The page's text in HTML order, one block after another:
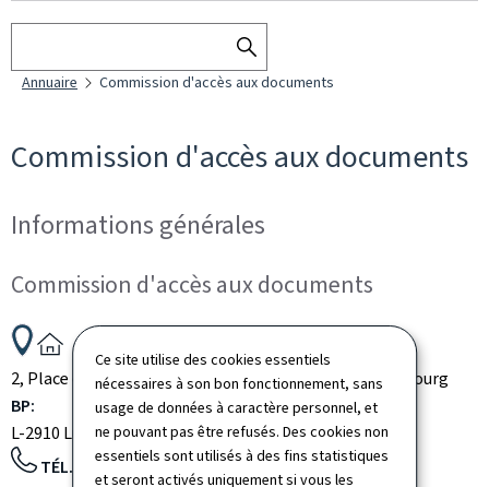
Ce site utilise des cookies essentiels
nécessaires à son bon fonctionnement, sans
usage de données à caractère personnel, et
ne pouvant pas être refusés. Des cookies non
essentiels sont utilisés à des fins statistiques
et seront activés uniquement si vous les
RECHERCHER
DANS
Annuaire Commission d'accès aux documents
Commission d'accès aux documents
Informations générales
Commission d'accès aux documents
ADRESSE
2, Place de ClairefontaineL-1341Luxembourg Luxembourg
BP:
L-2910 LuxembourgLuxembourg
TÉL.: